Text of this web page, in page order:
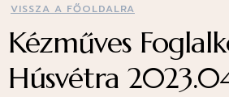
VISSZA A FŐOLDALRA
Kézműves
Húsvétra